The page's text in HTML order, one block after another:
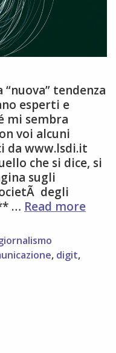
tendenza
esperti e
mi sembra
voi alcuni
da www.lsdi.it
che si dice, si
sugli
degli
… Read more
, digit,